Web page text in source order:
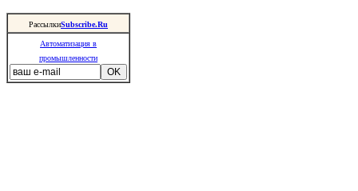
РассылкиSubscribe.Ru
Автоматизация в
промышленности